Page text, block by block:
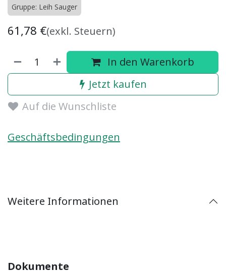
Gruppe: Leih Sauger
61,78 €(exkl. Steuern)
In den Warenkorb
Jetzt kaufen
Auf die Wunschliste
Geschäftsbedingungen
Weitere Informationen
Dokumente